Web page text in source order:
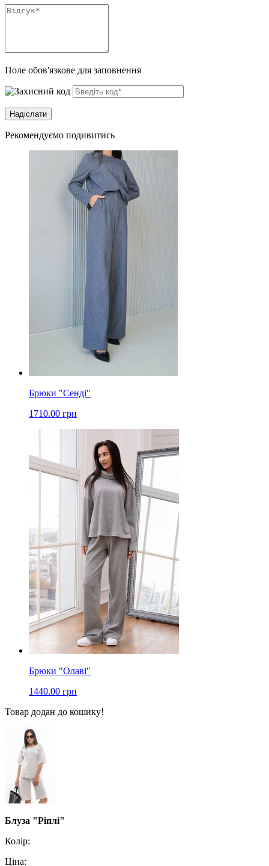
Поле обов'язкове для заповнення
Рекомендуємо подивитись
Брюки "Сенді"
1710.00 грн
Брюки "Олаві"
1440.00 грн
Товар додан до кошику!
Блуза "Ріплі"
Колір:
Ціна: